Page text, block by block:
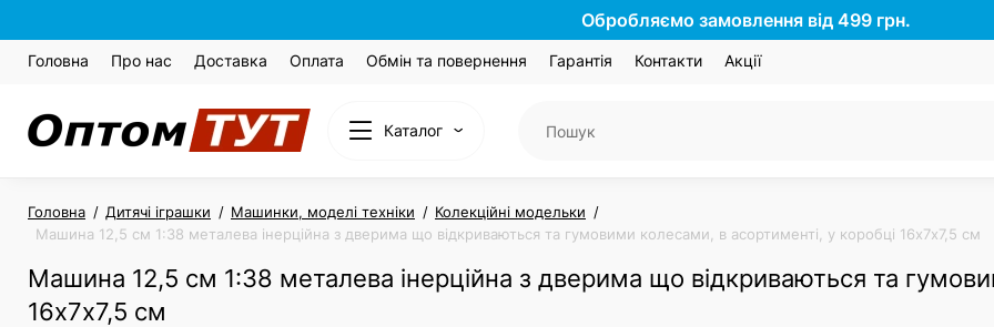
Обробляємо замовлення від 499 грн.
Головна Про нас Доставка Оплата Обмін та повернення Гарантія Контакти Акції
Каталог
Головна Дитячі іграшки Машинки, моделі техніки
Колекційні модельки
Машина 12,5 см 1:38 металева інерційна з дверима що відкриваються та гумовими колесами, в асортименті, у коробці 16х7х7,5 см
Машина 12,5 см 1:38 металева інерційна з дверима що відкриваються та
16х7х7,5 см